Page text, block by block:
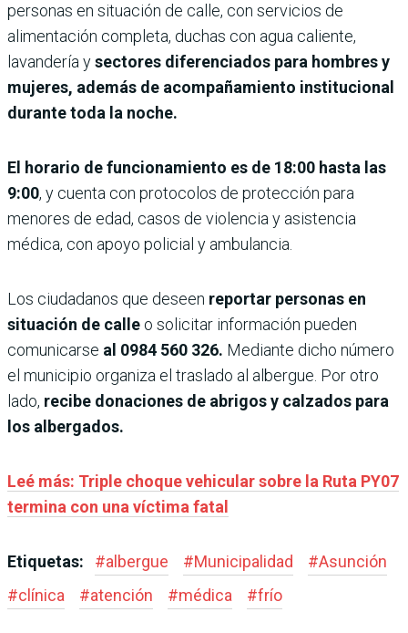
personas en situación de calle, con servicios de
alimentación completa, duchas con agua caliente,
lavandería ysectores diferenciados para hombres y
mujeres, además de acompañamiento institucional
durante toda la noche.
El horario de funcionamiento es de 18:00 hasta las
9:00, y cuenta con protocolos de protección para
menores de edad, casos de violencia y asistencia
médica, con apoyo policial y ambulancia.
Los ciudadanos que deseen reportar personas en
situación de calle o solicitar información pueden
comunicarse al 0984 560 326. Mediante dicho número
el municipio organiza el traslado al albergue. Por otro
lado, recibe donaciones de abrigos y calzados para
los albergados.
Leé más: Triple choque vehicular sobre la Ruta PY07
termina con una víctima fatal
Etiquetas: #albergue #Municipalidad #Asunción
#clínica #atención #médica #frío